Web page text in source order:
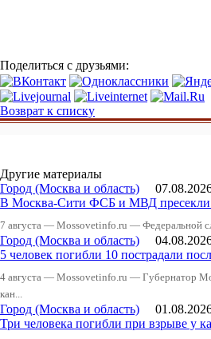
Поделиться с друзьями:
Возврат к списку
Другие материалы
Город (Москва и область)
В Москва-Сити ФСБ и МВД пресекли
7 августа — Mossovetinfo.ru — Федеральной
Город (Москва и область)
5 человек погибли 10 пострадали
4 августа — Mossovetinfo.ru — Губернатор
кан...
Город (Москва и область)
Три человека погибли при взрыве